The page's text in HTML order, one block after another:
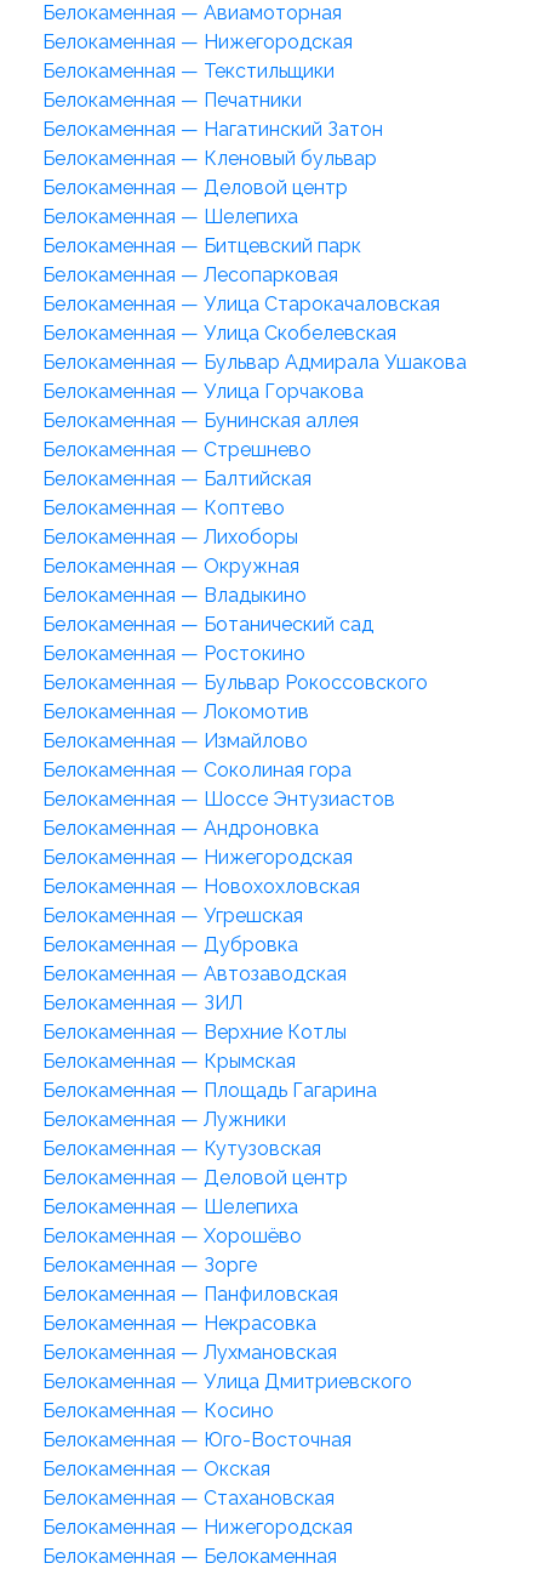
Белокаменная — Авиамоторная
Белокаменная — Нижегородская
Белокаменная — Текстильщики
Белокаменная — Печатники
Белокаменная — Нагатинский Затон
Белокаменная — Кленовый бульвар
Белокаменная — Деловой центр
Белокаменная — Шелепиха
Белокаменная — Битцевский парк
Белокаменная — Лесопарковая
Белокаменная — Улица Старокачаловская
Белокаменная — Улица Скобелевская
Белокаменная — Бульвар Адмирала Ушакова
Белокаменная — Улица Горчакова
Белокаменная — Бунинская аллея
Белокаменная — Стрешнево
Белокаменная — Балтийская
Белокаменная — Коптево
Белокаменная — Лихоборы
Белокаменная — Окружная
Белокаменная — Владыкино
Белокаменная — Ботанический сад
Белокаменная — Ростокино
Белокаменная — Бульвар Рокоссовского
Белокаменная — Локомотив
Белокаменная — Измайлово
Белокаменная — Соколиная гора
Белокаменная — Шоссе Энтузиастов
Белокаменная — Андроновка
Белокаменная — Нижегородская
Белокаменная — Новохохловская
Белокаменная — Угрешская
Белокаменная — Дубровка
Белокаменная — Автозаводская
Белокаменная — ЗИЛ
Белокаменная — Верхние Котлы
Белокаменная — Крымская
Белокаменная — Площадь Гагарина
Белокаменная — Лужники
Белокаменная — Кутузовская
Белокаменная — Деловой центр
Белокаменная — Шелепиха
Белокаменная — Хорошёво
Белокаменная — Зорге
Белокаменная — Панфиловская
Белокаменная — Некрасовка
Белокаменная — Лухмановская
Белокаменная — Улица Дмитриевского
Белокаменная — Косино
Белокаменная — Юго-Восточная
Белокаменная — Окская
Белокаменная — Стахановская
Белокаменная — Нижегородская
Белокаменная — Белокаменная